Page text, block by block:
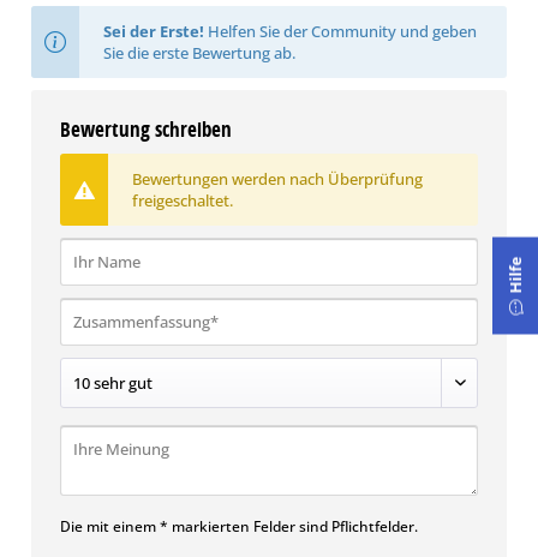
Sei der Erste! Helfen Sie der Community und geben
Sie die erste Bewertung ab.
Bewertung schreiben
Bewertungen werden nach Überprüfung
freigeschaltet.
Die mit einem * markierten Felder sind Pflichtfelder.
Hilfe